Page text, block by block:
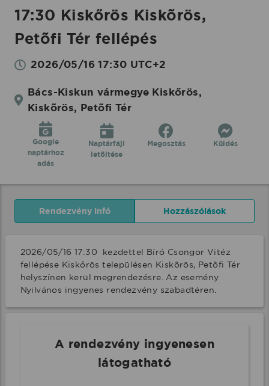
17:30 Kiskőrös Kiskõrös,
Petõfi Tér fellépés
2026/05/16 17:30 UTC+2
Bács-Kiskun vármegye Kiskőrös,
Kiskõrös, Petõfi Tér
Google
naptárhoz
adás
Naptárfájl
letöltése
Megosztás Küldés
Rendezvény infó Hozzászólások
2026/05/16 17:30  kezdettel Bíró Csongor Vitéz
fellépése Kiskőrös településen Kiskõrös, Petõfi Tér
helyszínen kerül megrendezésre. Az esemény
Nyilvános ingyenes rendezvény szabadtéren.
A rendezvény ingyenesen
látogatható